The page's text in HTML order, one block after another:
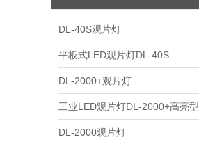
DL-40S观片灯
平板式LED观片灯DL-40S
DL-2000+观片灯
工业LED观片灯DL-2000+高亮型
DL-2000观片灯